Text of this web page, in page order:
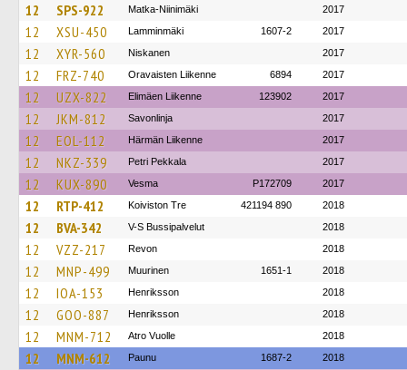
12 SPS-922 Matka-Niinimäki 2017
12 XSU-450 Lamminmäki 1607-2 2017
12 XYR-560 Niskanen 2017
12 FRZ-740 Oravaisten Liikenne 6894 2017
12 UZX-822 Elimäen Liikenne 123902 2017
12 JKM-812 Savonlinja 2017
12 EOL-112 Härmän Liikenne 2017
12 NKZ-339 Petri Pekkala 2017
12 KUX-890 Vesma P172709 2017
12 RTP-412 Koiviston Tre 421194 890 2018
12 BVA-342 V-S Bussipalvelut 2018
12 VZZ-217 Revon 2018
12 MNP-499 Muurinen 1651-1 2018
12 IOA-153 Henriksson 2018
12 GOO-887 Henriksson 2018
12 MNM-712 Atro Vuolle 2018
12 MNM-612 Paunu 1687-2 2018